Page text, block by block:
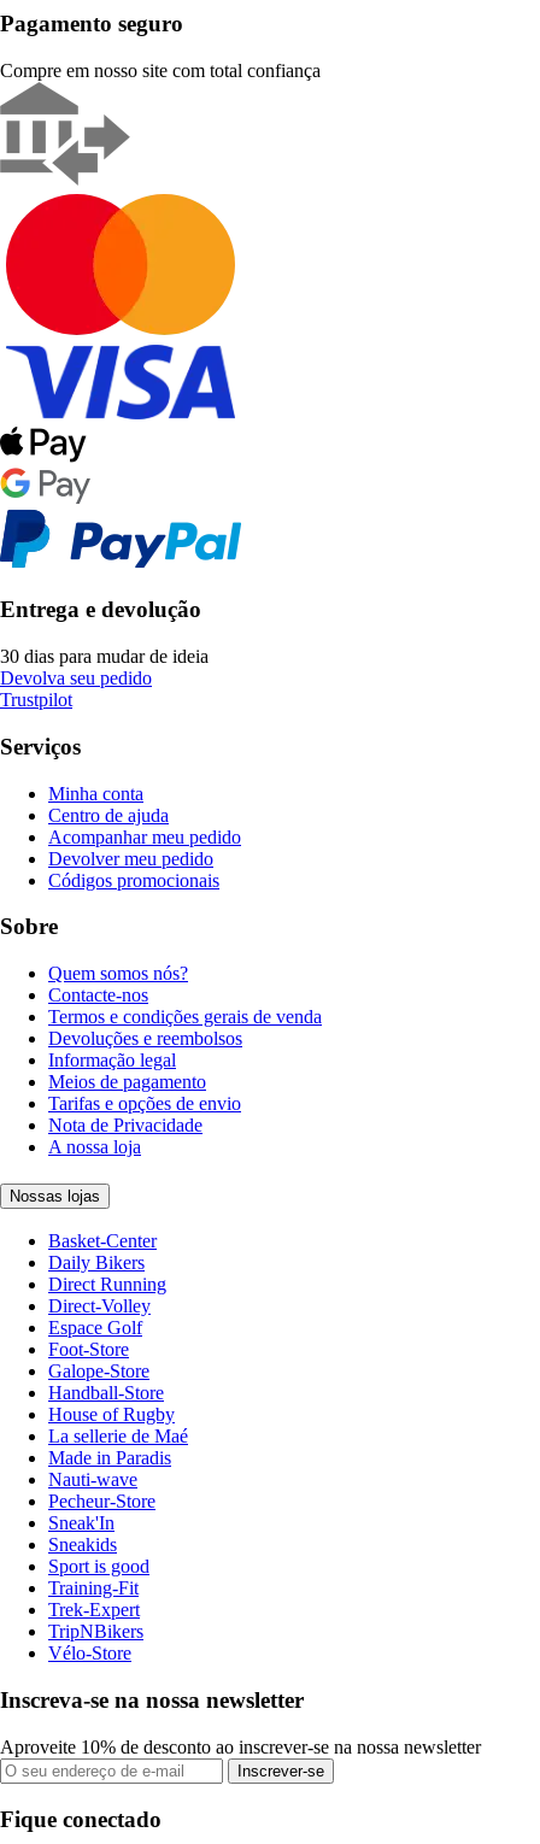
Pagamento seguro
Compre em nosso site com total confiança
Entrega e devolução
30 dias para mudar de ideia
Devolva seu pedido
Trustpilot
Serviços
Minha conta
Centro de ajuda
Acompanhar meu pedido
Devolver meu pedido
Códigos promocionais
Sobre
Quem somos nós?
Contacte-nos
Termos e condições gerais de venda
Devoluções e reembolsos
Informação legal
Meios de pagamento
Tarifas e opções de envio
Nota de Privacidade
A nossa loja
Nossas lojas
Basket-Center
Daily Bikers
Direct Running
Direct-Volley
Espace Golf
Foot-Store
Galope-Store
Handball-Store
House of Rugby
La sellerie de Maé
Made in Paradis
Nauti-wave
Pecheur-Store
Sneak'In
Sneakids
Sport is good
Training-Fit
Trek-Expert
TripNBikers
Vélo-Store
Inscreva-se na nossa newsletter
Aproveite 10% de desconto ao inscrever-se na nossa newsletter
Inscrever-se
Fique conectado